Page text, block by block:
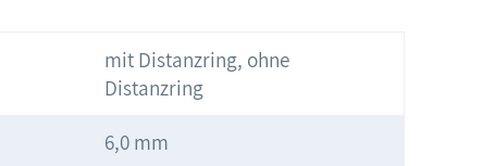
mit Distanzring, ohne
Distanzring
6,0 mm